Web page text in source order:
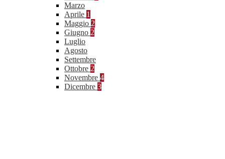
Marzo
Aprile 1
Maggio 2
Giugno 2
Luglio
Agosto
Settembre
Ottobre 2
Novembre 4
Dicembre 3